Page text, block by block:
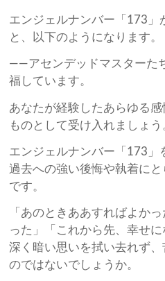
エンジェルナンバー「173」
と、以下のようになります。
——アセンデッドマスターた
福しています。
あなたが経験したあらゆる
ものとして受け入れましょう
エンジェルナンバー「173」
過去への強い後悔や執着に
です。
「あのときああすればよか
った」「これから先、幸せ
深く暗い思いを拭い去れず
のではないでしょうか。